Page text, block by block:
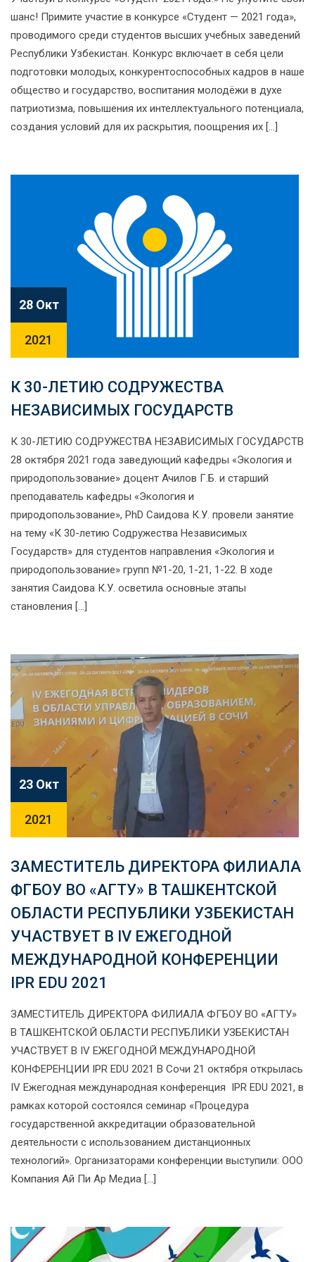
шанс! Примите участие в конкурсе «Студент — 2021 года»,
проводимого среди студентов высших учебных заведений
Республики Узбекистан. Конкурс включает в себя цели
подготовки молодых, конкурентоспособных кадров в наше
общество и государство, воспитания молодёжи в духе
патриотизма, повышения их интеллектуального потенциала,
создания условий для их раскрытия, поощрения их […]
28 Окт
2021
К 30-ЛЕТИЮ СОДРУЖЕСТВА
НЕЗАВИСИМЫХ ГОСУДАРСТВ
К 30-ЛЕТИЮ СОДРУЖЕСТВА НЕЗАВИСИМЫХ ГОСУДАРСТВ
28 октября 2021 года заведующий кафедры «Экология и
природопользование» доцент Ачилов Г.Б. и старший
преподаватель кафедры «Экология и
природопользование», PhD Саидова К.У. провели занятие
на тему «К 30-летию Содружества Независимых
Государств» для студентов направления «Экология и
природопользование» групп №1-20, 1-21, 1-22. В ходе
занятия Саидова К.У. осветила основные этапы
становления […]
23 Окт
2021
ЗАМЕСТИТЕЛЬ ДИРЕКТОРА ФИЛИАЛА
ФГБОУ ВО «АГТУ» В ТАШКЕНТСКОЙ
ОБЛАСТИ РЕСПУБЛИКИ УЗБЕКИСТАН
УЧАСТВУЕТ В IV ЕЖЕГОДНОЙ
МЕЖДУНАРОДНОЙ КОНФЕРЕНЦИИ
IPR EDU 2021
ЗАМЕСТИТЕЛЬ ДИРЕКТОРА ФИЛИАЛА ФГБОУ ВО «АГТУ»
В ТАШКЕНТСКОЙ ОБЛАСТИ РЕСПУБЛИКИ УЗБЕКИСТАН
УЧАСТВУЕТ В IV ЕЖЕГОДНОЙ МЕЖДУНАРОДНОЙ
КОНФЕРЕНЦИИ IPR EDU 2021 В Сочи 21 октября открылась
IV Ежегодная международная конференция IPR EDU 2021, в
рамках которой состоялся семинар «Процедура
государственной аккредитации образовательной
деятельности с использованием дистанционных
технологий». Организаторами конференции выступили: ООО
Компания Ай Пи Ар Медиа […]